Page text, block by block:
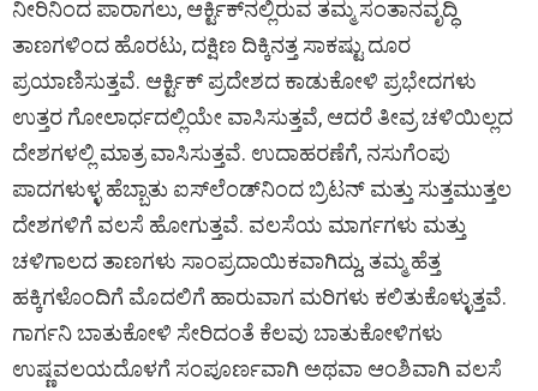
ನೀರಿನಿಂದ ಪಾರಾಗಲು, ಆರ್ಕ್ಟಿಕ್‌ನಲ್ಲಿರುವ ತಮ್ಮ ಸಂತಾನವೃದ್ಧಿ
ತಾಣಗಳಿಂದ ಹೊರಟು, ದಕ್ಷಿಣ ದಿಕ್ಕಿನತ್ತ ಸಾಕಷ್ಟು ದೂರ
ಪ್ರಯಾಣಿಸುತ್ತವೆ. ಆರ್ಕ್ಟಿಕ್‌ ಪ್ರದೇಶದ ಕಾಡುಕೋಳಿ ಪ್ರಭೇದಗಳು
ಉತ್ತರ ಗೋಲಾರ್ಧದಲ್ಲಿಯೇ ವಾಸಿಸುತ್ತವೆ, ಆದರೆ ತೀವ್ರ ಚಳಿಯಿಲ್ಲದ
ದೇಶಗಳಲ್ಲಿ ಮಾತ್ರ ವಾಸಿಸುತ್ತವೆ. ಉದಾಹರಣೆಗೆ, ನಸುಗೆಂಪು
ಪಾದಗಳುಳ್ಳ ಹೆಬ್ಬಾತು ಐಸ್‌ಲೆಂಡ್‌ನಿಂದ ಬ್ರಿಟನ್‌ ಮತ್ತು ಸುತ್ತಮುತ್ತಲ
ದೇಶಗಳಿಗೆ ವಲಸೆ ಹೋಗುತ್ತವೆ. ವಲಸೆಯ ಮಾರ್ಗಗಳು ಮತ್ತು
ಚಳಿಗಾಲದ ತಾಣಗಳು ಸಾಂಪ್ರದಾಯಿಕವಾಗಿದ್ದು, ತಮ್ಮ ಹೆತ್ತ
ಹಕ್ಕಿಗಳೊಂದಿಗೆ ಮೊದಲಿಗೆ ಹಾರುವಾಗ ಮರಿಗಳು ಕಲಿತುಕೊಳ್ಳುತ್ತವೆ.
ಗಾರ್ಗನಿ ಬಾತುಕೋಳಿ ಸೇರಿದಂತೆ ಕೆಲವು ಬಾತುಕೋಳಿಗಳು
ಉಷ್ಣವಲಯದೊಳಗೆ ಸಂಪೂರ್ಣವಾಗಿ ಅಥವಾ ಆಂಶಿವಾಗಿ ವಲಸೆ